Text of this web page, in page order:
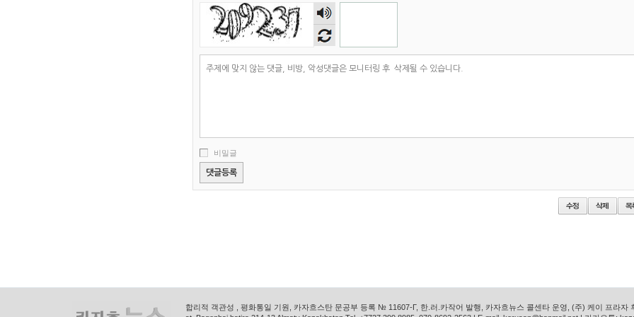
숫자
음성
듣기
비밀글
합리적 객관성 , 평화통일 기원, 카자흐스탄 문공부 등록 № 11607-Г, 한.러.카작어 발행, 카자흐뉴스 콜센타 운영, (주) 케이 프라자